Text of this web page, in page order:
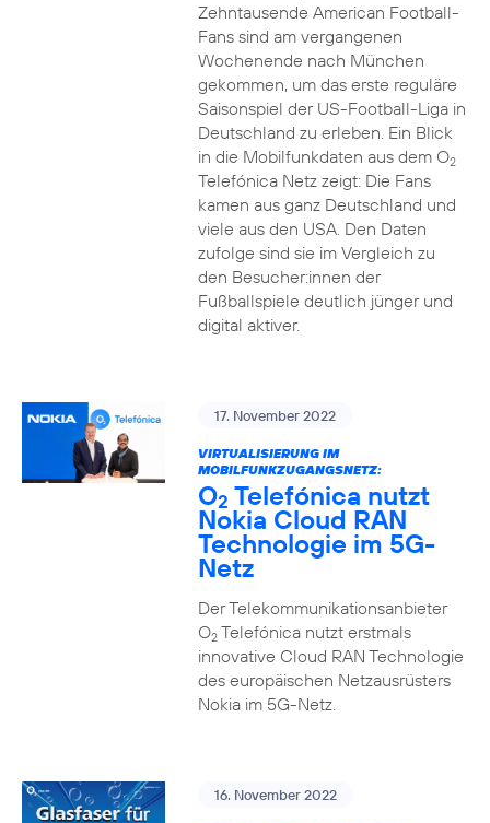
Zehntausende American Football-
Fans sind am vergangenen
Wochenende nach München
gekommen, um das erste reguläre
Saisonspiel der US-Football-Liga in
Deutschland zu erleben. Ein Blick
in die Mobilfunkdaten aus dem O2
Telefónica Netz zeigt: Die Fans
kamen aus ganz Deutschland und
viele aus den USA. Den Daten
zufolge sind sie im Vergleich zu
den Besucher:innen der
Fußballspiele deutlich jünger und
digital aktiver.
17. November 2022
VIRTUALISIERUNG IM
MOBILFUNKZUGANGSNETZ:
O2 Telefónica nutzt
Nokia Cloud RAN
Technologie im 5G-
Netz
Der Telekommunikationsanbieter
O2Telefónica nutzt erstmals
innovative Cloud RAN Technologie
des europäischen Netzausrüsters
Nokia im 5G-Netz.
16. November 2022